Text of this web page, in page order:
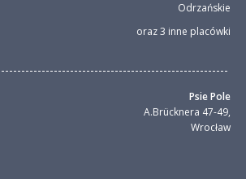
Odrzańskie
oraz 3 inne placówki
Psie Pole
A.Brücknera 47-49,
Wrocław